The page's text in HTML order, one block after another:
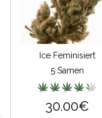
Ice Feminisiert
5 Samen
30.00€